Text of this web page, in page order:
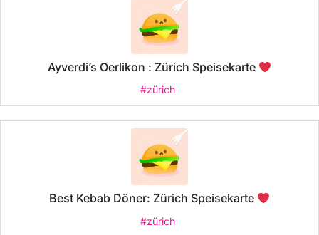
Ayverdi’s Oerlikon : Zürich Speisekarte
#zürich
Best Kebab Döner: Zürich Speisekarte
#zürich